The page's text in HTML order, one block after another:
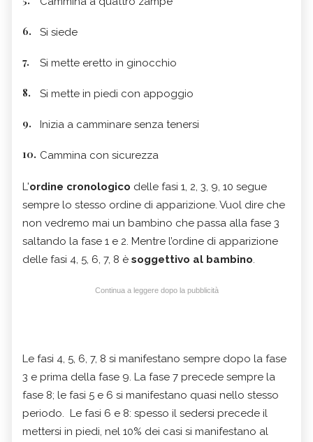
Si siede
Si mette eretto in ginocchio
Si mette in piedi con appoggio
Inizia a camminare senza tenersi
Cammina con sicurezza
L'ordine cronologico delle fasi 1, 2, 3, 9, 10 segue
sempre lo stesso ordine di apparizione. Vuol dire che
non vedremo mai un bambino che passa alla fase 3
saltando la fase 1 e 2. Mentre l’ordine di apparizione
delle fasi 4, 5, 6, 7, 8 è soggettivo al bambino
Continua a leggere dopo la pubblicità
Le fasi 4, 5, 6, 7, 8 si manifestano sempre dopo la fase
3 e prima della fase 9. La fase 7 precede sempre la
fase 8; le fasi 5 e 6 si manifestano quasi nello stesso
periodo. Le fasi 6 e 8: spesso il sedersi precede il
mettersi in piedi, nel 10% dei casi si manifestano al